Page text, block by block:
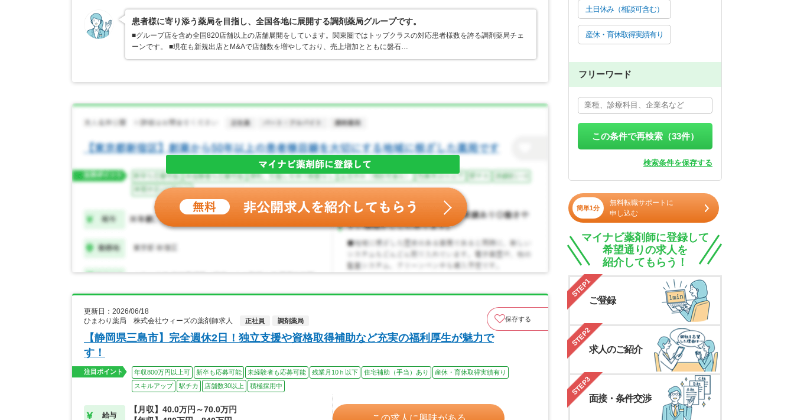
患者様に寄り添う薬局を目指し、全国各地に展開する調剤薬局グループです。
■グループ店を含め全国820店舗以上の店舗展開をしています。関東圏ではトップクラスの対応患者様数を誇る調剤薬局チェ
ーンです。 ■現在も新規出店とM&Aで店舗数を増やしており、売上増加とともに盤石…
更新日：2026/06/18
ひまわり薬局 株式会社ウィーズの薬剤師求人
正社員 調剤薬局 保存する
【静岡県三島市】完全週休2日！独立支援や資格取得補助など充実の福利厚生が魅力で
す！
注目ポイント 年収800万円以上可 新卒も応募可能 未経験者も応募可能 残業月10ｈ以下 住宅補助（手当）あり
産休・育休取得実績有り
スキルアップ
駅チカ 店舗数30以上 積極採用中
給与
【月収】40.0万円～70.0万円
この求人に興味がある
土日休み（相談可含む）
産休・育休取得実績有り
フリーワード
この条件で再検索（33件）
検索条件を保存する
簡単1分
無料転職サポートに
申し込む
マイナビ薬剤師に登録して
希望通りの求人を
紹介してもらう！
STEP1
ご登録
STEP2
求人のご紹介
STEP3
面接・条件交渉